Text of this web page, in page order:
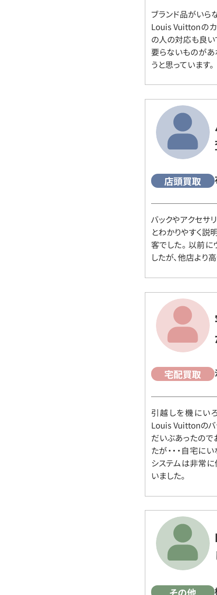
ブランド品がいら
Louis Vuittonの
の人の対応も良い
要らないものがあ
うと思っています。
店頭買取
バックやアクセサ
とわかりやすく説
客でした。 以前
したが、他店より
宅配買取
引越しを機にい
Louis Vuittonのバ
だいぶあったので
たが・・・自宅に
システムは非常に
いました。